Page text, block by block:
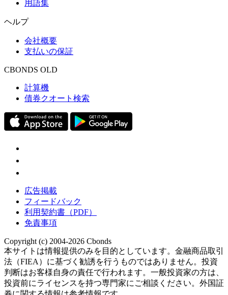
用語集
ヘルプ
会社概要
支払いの保証
CBONDS OLD
計算機
債券クオート検索
広告掲載
フィードバック
利用契約書（PDF）
免責事項
Copyright (c) 2004-2026 Cbonds
本サイトは情報提供のみを目的としています。金融商品取引
法（FIEA）に基づく勧誘を行うものではありません。投資
判断はお客様自身の責任で行われます。一般投資家の方は、
投資前にライセンスを持つ専門家にご相談ください。外国証